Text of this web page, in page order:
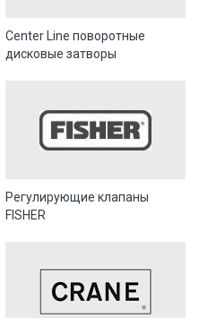
Center Line поворотные
дисковые затворы
Регулирующие клапаны
FISHER